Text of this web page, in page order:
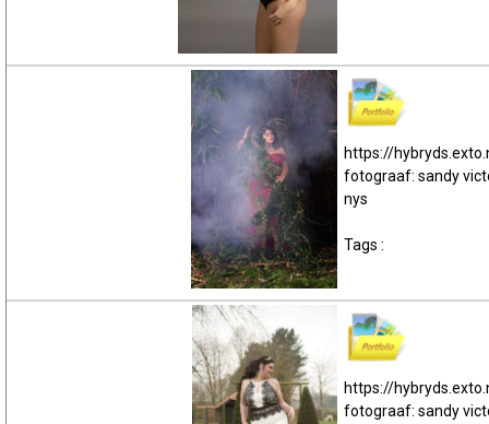
https://
fotograaf: sandy
nys
Tags :
https://
fotograaf: sandy